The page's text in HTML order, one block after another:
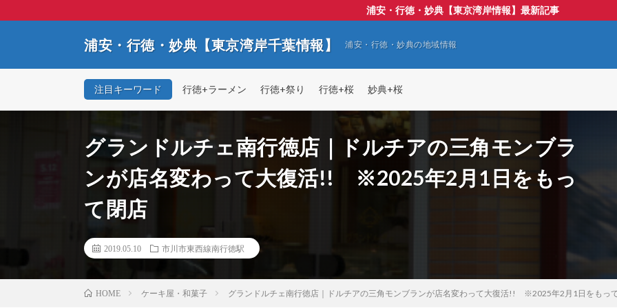
浦安・行徳・妙典【東京湾岸情報】最新記事
浦安・行徳・妙典【東京湾岸千葉情報】 浦安・行徳・妙典の地域情報
注目キーワード 行徳+ラーメン 行徳+祭り 行徳+桜 妙典+桜
グランドルチェ南行徳店｜ドルチアの三角モンブラ
ンが店名変わって大復活!! ※2025年2月1日をもっ
て閉店
2019.05.10 市川市東西線南行徳駅
HOME ケーキ屋・和菓子 グランドルチェ南行徳店｜ドルチアの三角モンブランが店名変わって大復活!! ※2025年2月1日をもっ